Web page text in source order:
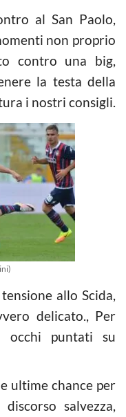
al San Paolo,
non proprio
contro una big,
la testa della
i nostri consigli.
allo Scida,
delicato., Per
occhi puntati su
ultime chance per
salvezza,